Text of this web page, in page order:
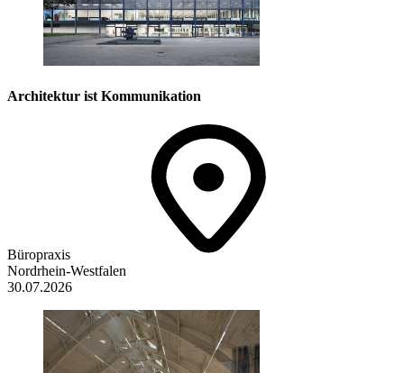
Architektur ist Kommunikation
Büropraxis
Nordrhein-Westfalen
30.07.2026